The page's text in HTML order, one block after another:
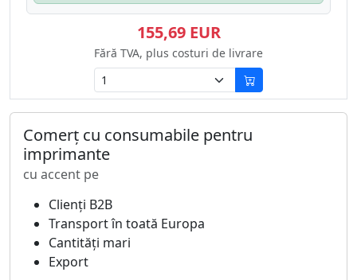
155,69 EUR
Fără TVA, plus costuri de livrare
Comerț cu consumabile pentru
imprimante
cu accent pe
Clienți B2B
Transport în toată Europa
Cantități mari
Export